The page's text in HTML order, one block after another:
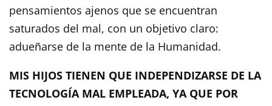
pensamientos ajenos que se encuentran
saturados del mal, con un objetivo claro:
adueñarse de la mente de la Humanidad.
MIS HIJOS TIENEN QUE INDEPENDIZARSE DE LA
TECNOLOGÍA MAL EMPLEADA, YA QUE POR